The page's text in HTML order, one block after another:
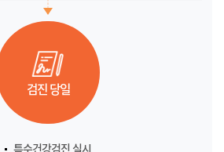
검진 당일
특수건강검진 실시